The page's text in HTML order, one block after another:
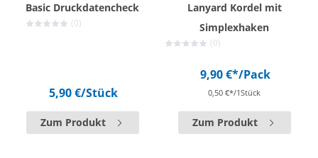
Basic Druckdatencheck
(0)
5,90 €/Stück
Zum Produkt
Lanyard Kordel mit
Simplexhaken
(0)
9,90 €*/Pack
0,50 €*/1Stück
Zum Produkt